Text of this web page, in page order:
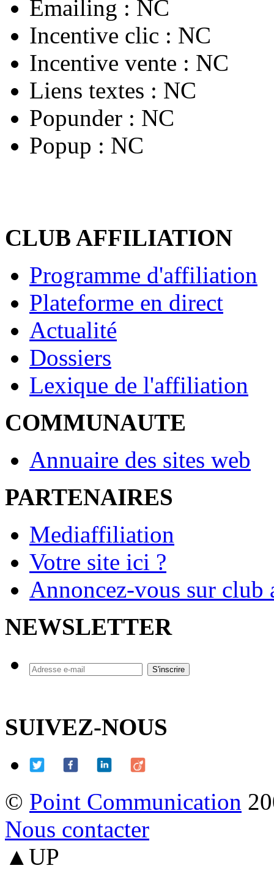
Emailing : NC
Incentive clic : NC
Incentive vente : NC
Liens textes : NC
Popunder : NC
Popup : NC
CLUB AFFILIATION
Programme d'affiliation
Plateforme en direct
Actualité
Dossiers
Lexique de l'affiliation
COMMUNAUTE
Annuaire des sites web
PARTENAIRES
Mediaffiliation
Votre site ici ?
Annoncez-vous sur
NEWSLETTER
SUIVEZ-NOUS
© Point Communication
Nous contacter
▲UP